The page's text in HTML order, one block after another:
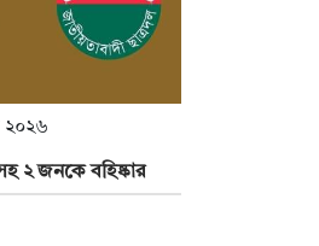
২০২৬
২ জনকে বহিষ্কার